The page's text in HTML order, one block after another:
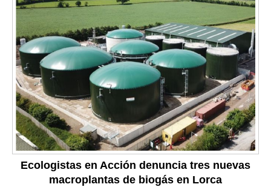
Ecologistas en Acción denuncia tres nuevas
macroplantas de biogás en Lorca